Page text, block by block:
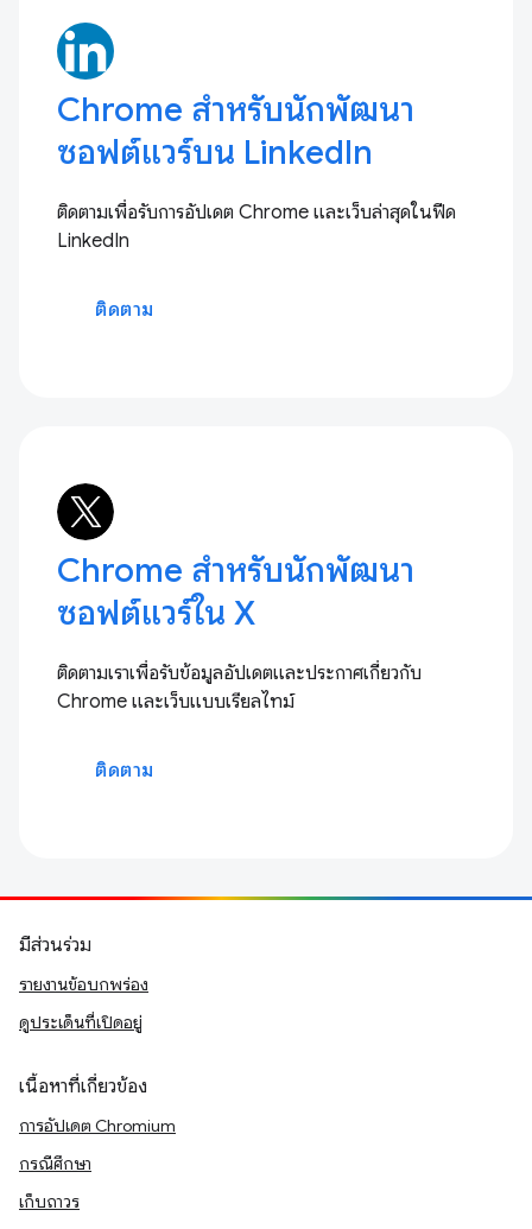
Chrome สำหรับนักพัฒนา
ซอฟต์แวร์บน LinkedIn
ติดตามเพื่อรับการอัปเดต Chrome และเว็บล่าสุดในฟีด
LinkedIn
ติดตาม
Chrome สำหรับนักพัฒนา
ซอฟต์แวร์ใน X
ติดตามเราเพื่อรับข้อมูลอัปเดตและประกาศเกี่ยวกับ
Chrome และเว็บแบบเรียลไทม์
ติดตาม
มีส่วนร่วม
รายงานข้อบกพร่อง
ดูประเด็นที่เปิดอยู่
เนื้อหาที่เกี่ยวข้อง
การอัปเดต Chromium
กรณีศึกษา
เก็บถาวร